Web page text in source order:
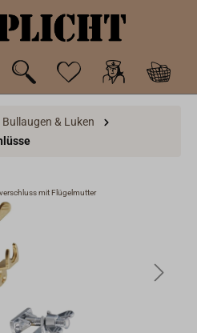
Bullaugen & Luken
mit Flügelmutter